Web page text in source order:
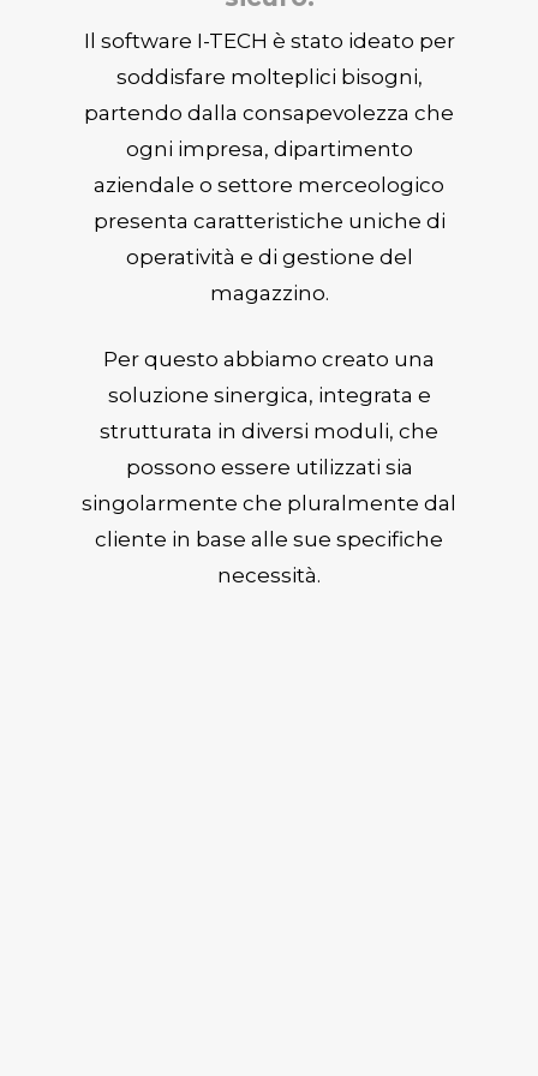
Il software I-TECH è stato ideato per
soddisfare molteplici bisogni,
partendo dalla consapevolezza che
ogni impresa, dipartimento
aziendale o settore merceologico
presenta caratteristiche uniche di
operatività e di gestione del
magazzino.
Per questo abbiamo creato una
soluzione sinergica, integrata e
strutturata in diversi moduli, che
possono essere utilizzati sia
singolarmente che pluralmente dal
cliente in base alle sue specifiche
necessità.